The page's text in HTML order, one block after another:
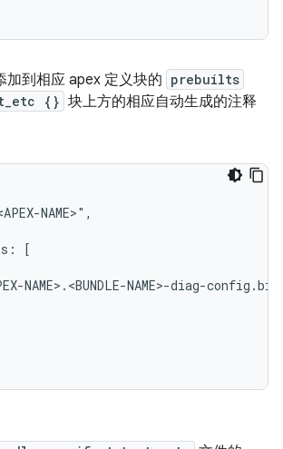
加到相应 apex 定义块的 prebuilts
{} 块上方的相应自动生成的注释
NAME>",
[
NAME>.<BUNDLE-NAME>-diag-